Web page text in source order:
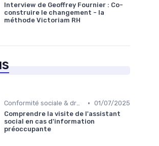
Interview de Geoffrey Fournier : Co-
construire le changement - la
méthode Victoriam RH
Conformité sociale & droit du travail • 01/07/2025
Comprendre la visite de l'assistant
social en cas d'information
préoccupante